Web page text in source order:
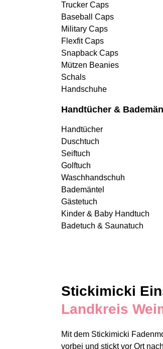
Trucker Caps
Baseball Caps
Military Caps
Flexfit Caps
Snapback Caps
Mützen Beanies
Schals
Handschuhe
Handtücher &
Handtücher
Duschtuch
Seiftuch
Golftuch
Waschhandschuh
Bademäntel
Gästetuch
Kinder & Baby Handtuch
Badetuch & Saunatuch
Stickimicki
Landkreis
Mit dem Stickimicki
vorbei und stickt vor Ort